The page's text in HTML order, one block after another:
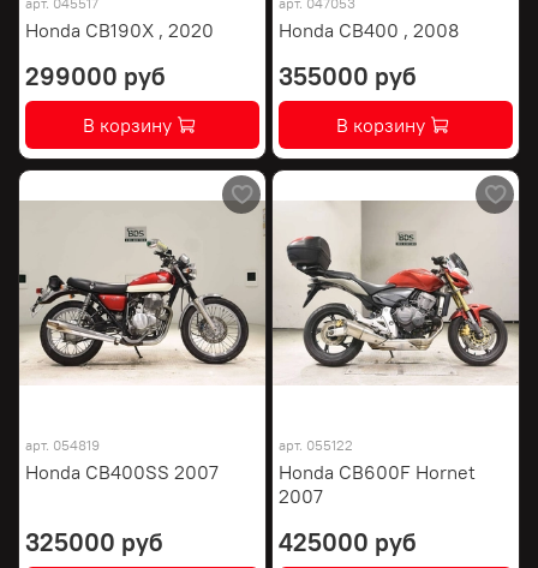
Honda CB190X , 2020
299000 руб
В корзину
Honda CB400 , 2008
355000 руб
В корзину
арт. 054819
Honda CB400SS 2007
325000 руб
арт. 055122
Honda CB600F Hornet
2007
425000 руб